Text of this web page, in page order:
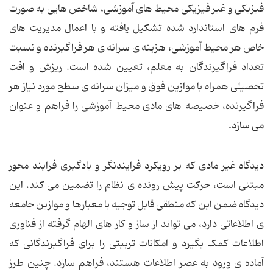
فیزیکی و غیر فیزیکی محیط های آموزشی، شاخص هایی به صورت
فرم های استاندارد شده تشکیل یافته و با اعمال مدیریت های
خاص هر محیط آموزشی، هزینه ی سرانه ی هر فراگیرنده و نسبت
تعداد فراگیرندگان به معلم، تعیین شده است. ریزش و افت
تحصیلی همراه با موازین فوق و میزان سرانه ی سطح مورد نیاز هر
فراگیرنده، خصیصه های مادی محیط آموزشی را فراهم و عنوان
می سازد.
دیدگاه غیر مادی که بر رویکرد فرایندنگر و یادگیری فرایند محور
مبتنی است، حرکت پیش رونده ی نظام را تضمین می کند. این
دیدگاه ضمن این که منطقی قابل توجیه با معیارها و موازین جامعه
ی اطلاعاتی دارد، می تواند از ساز و کار های الهام گرفته از فناوری
اطلاعات کمک بگیرد و امکانات تربیتی را برای فراگیرندگانی که
آماده ی ورود به عصر اطلاعات هستند، فراهم سازد. چنین طرز